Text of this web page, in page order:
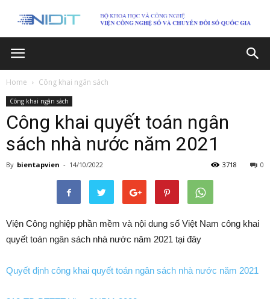
Home Công khai ngân sách
Công khai ngân sách
Công khai quyết toán ngân
sách nhà nước năm 2021
By bientapvien - 14/10/2022 0
3718
Viện Công nghiệp phần mềm và nội dung số Việt Nam công khai
quyết toán ngân sách nhà nước năm 2021 tại đây
Quyết định công khai quyết toán ngân sách nhà nước năm 2021